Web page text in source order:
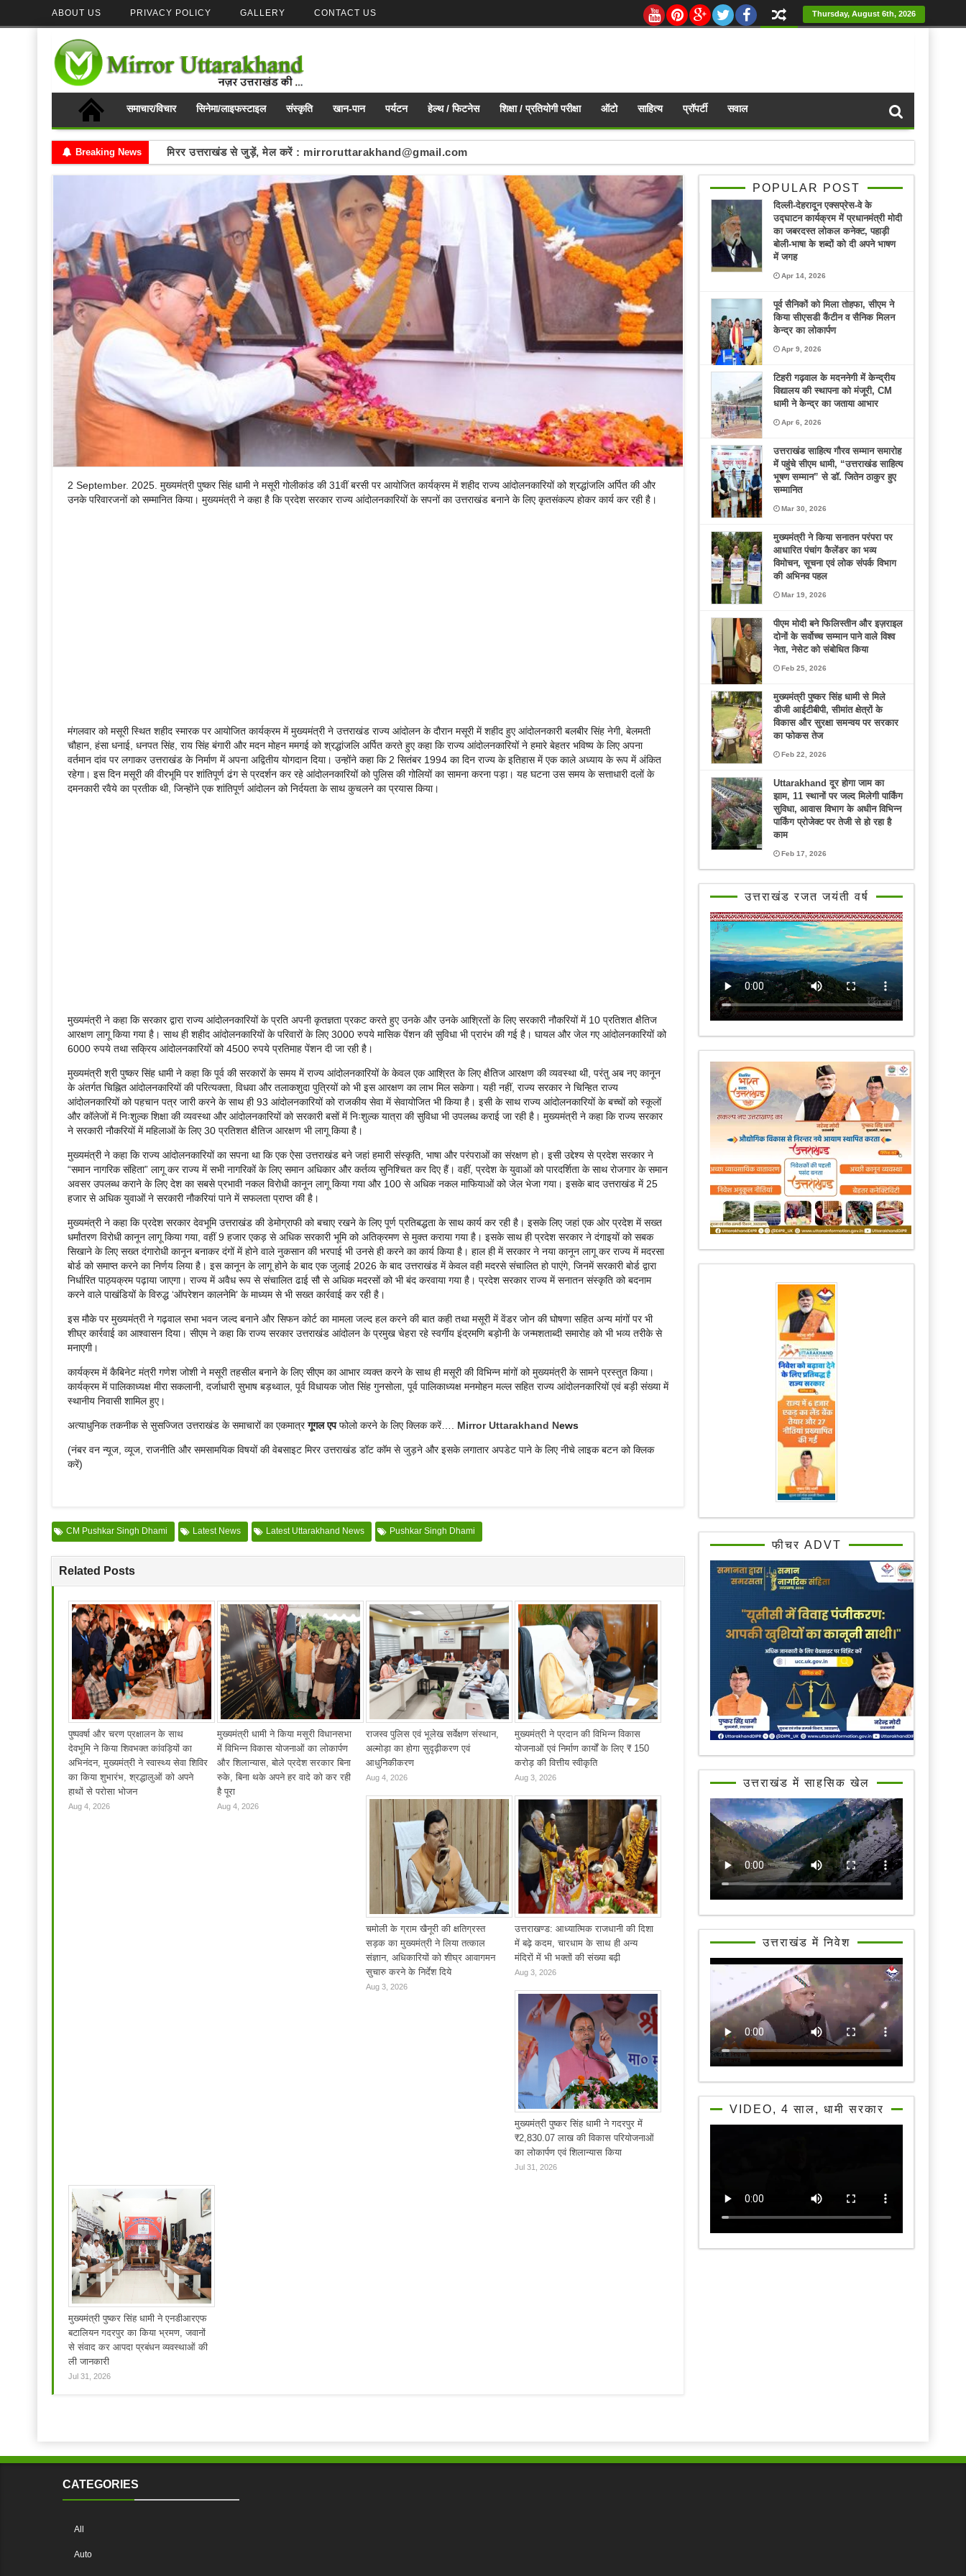
ABOUT US PRIVACY POLICY GALLERY CONTACT US Thursday, August 6th, 2026
समाचार/विचार सिनेमा/लाइफस्टाइल संस्कृति खान-पान पर्यटन हेल्थ / फिटनेस शिक्षा / प्रतियोगी परीक्षा ऑटो साहित्य प्रॉपर्टी सवाल
Breaking News
मिरर उत्तराखंड से जुड़ें, मेल करें : mirroruttarakhand@gmail.com
Write your thoughts and send mirroruttarakhand@gmail.com
2 September. 2025. मुख्यमंत्री पुष्कर सिंह धामी ने मसूरी गोलीकांड की 31वीं बरसी पर आयोजित कार्यक्रम में शहीद राज्य आंदोलनकारियों को श्रद्धांजलि अर्पित की और
उनके परिवारजनों को सम्मानित किया। मुख्यमंत्री ने कहा है कि प्रदेश सरकार राज्य आंदोलनकारियों के सपनों का उत्तराखंड बनाने के लिए कृतसंकल्प होकर कार्य कर रही है।
मंगलवार को मसूरी स्थित शहीद स्मारक पर आयोजित कार्यक्रम में मुख्यमंत्री ने उत्तराखंड राज्य आंदोलन के दौरान मसूरी में शहीद हुए आंदोलनकारी बलबीर सिंह नेगी, बेलमती
चौहान, हंसा धनाई, धनपत सिंह, राय सिंह बंगारी और मदन मोहन ममगई को श्रद्धांजलि अर्पित करते हुए कहा कि राज्य आंदोलनकारियों ने हमारे बेहतर भविष्य के लिए अपना
वर्तमान दांव पर लगाकर उत्तराखंड के निर्माण में अपना अद्वितीय योगदान दिया। उन्होंने कहा कि 2 सितंबर 1994 का दिन राज्य के इतिहास में एक काले अध्याय के रूप में अंकित
रहेगा। इस दिन मसूरी की वीरभूमि पर शांतिपूर्ण ढंग से प्रदर्शन कर रहे आंदोलनकारियों को पुलिस की गोलियों का सामना करना पड़ा। यह घटना उस समय के सत्ताधारी दलों के
दमनकारी रवैये का प्रतीक थी, जिन्होंने एक शांतिपूर्ण आंदोलन को निर्दयता के साथ कुचलने का प्रयास किया।
मुख्यमंत्री ने कहा कि सरकार द्वारा राज्य आंदोलनकारियों के प्रति अपनी कृतज्ञता प्रकट करते हुए उनके और उनके आश्रितों के लिए सरकारी नौकरियों में 10 प्रतिशत क्षैतिज
आरक्षण लागू किया गया है। साथ ही शहीद आंदोलनकारियों के परिवारों के लिए 3000 रुपये मासिक पेंशन की सुविधा भी प्रारंभ की गई है। घायल और जेल गए आंदोलनकारियों को
6000 रुपये तथा सक्रिय आंदोलनकारियों को 4500 रुपये प्रतिमाह पेंशन दी जा रही है।
मुख्यमंत्री श्री पुष्कर सिंह धामी ने कहा कि पूर्व की सरकारों के समय में राज्य आंदोलनकारियों के केवल एक आश्रित के लिए क्षैतिज आरक्षण की व्यवस्था थी, परंतु अब नए कानून
के अंतर्गत चिह्नित आंदोलनकारियों की परित्यक्ता, विधवा और तलाकशुदा पुत्रियों को भी इस आरक्षण का लाभ मिल सकेगा। यही नहीं, राज्य सरकार ने चिन्हित राज्य
आंदोलनकारियों को पहचान पत्र जारी करने के साथ ही 93 आंदोलनकारियों को राजकीय सेवा में सेवायोजित भी किया है। इसी के साथ राज्य आंदोलनकारियों के बच्चों को स्कूलों
और कॉलेजों में निःशुल्क शिक्षा की व्यवस्था और आंदोलनकारियों को सरकारी बसों में निःशुल्क यात्रा की सुविधा भी उपलब्ध कराई जा रही है। मुख्यमंत्री ने कहा कि राज्य सरकार
ने सरकारी नौकरियों में महिलाओं के लिए 30 प्रतिशत क्षैतिज आरक्षण भी लागू किया है।
मुख्यमंत्री ने कहा कि राज्य आंदोलनकारियों का सपना था कि एक ऐसा उत्तराखंड बने जहां हमारी संस्कृति, भाषा और परंपराओं का संरक्षण हो। इसी उद्देश्य से प्रदेश सरकार ने
“समान नागरिक संहिता” लागू कर राज्य में सभी नागरिकों के लिए समान अधिकार और कर्तव्य सुनिश्चित कर दिए हैं। वहीं, प्रदेश के युवाओं को पारदर्शिता के साथ रोजगार के समान
अवसर उपलब्ध कराने के लिए देश का सबसे प्रभावी नकल विरोधी कानून लागू किया गया और 100 से अधिक नकल माफियाओं को जेल भेजा गया। इसके बाद उत्तराखंड में 25
हजार से अधिक युवाओं ने सरकारी नौकरियां पाने में सफलता प्राप्त की है।
मुख्यमंत्री ने कहा कि प्रदेश सरकार देवभूमि उत्तराखंड की डेमोग्राफी को बचाए रखने के लिए पूर्ण प्रतिबद्धता के साथ कार्य कर रही है। इसके लिए जहां एक ओर प्रदेश में सख्त
धर्मांतरण विरोधी कानून लागू किया गया, वहीं 9 हजार एकड़ से अधिक सरकारी भूमि को अतिक्रमण से मुक्त कराया गया है। इसके साथ ही प्रदेश सरकार ने दंगाइयों को सबक
सिखाने के लिए सख्त दंगारोधी कानून बनाकर दंगों में होने वाले नुकसान की भरपाई भी उनसे ही करने का कार्य किया है। हाल ही में सरकार ने नया कानून लागू कर राज्य में मदरसा
बोर्ड को समाप्त करने का निर्णय लिया है। इस कानून के लागू होने के बाद एक जुलाई 2026 के बाद उत्तराखंड में केवल वही मदरसे संचालित हो पाएंगे, जिनमें सरकारी बोर्ड द्वारा
निर्धारित पाठ्यक्रम पढ़ाया जाएगा। राज्य में अवैध रूप से संचालित ढाई सौ से अधिक मदरसों को भी बंद करवाया गया है। प्रदेश सरकार राज्य में सनातन संस्कृति को बदनाम
करने वाले पाखंडियों के विरुद्ध ‘ऑपरेशन कालनेमि’ के माध्यम से भी सख्त कार्रवाई कर रही है।
इस मौके पर मुख्यमंत्री ने गढ़वाल सभा भवन जल्द बनाने और सिफन कोर्ट का मामला जल्द हल करने की बात कही तथा मसूरी में वेंडर जोन की घोषणा सहित अन्य मांगों पर भी
शीघ्र कार्रवाई का आश्वासन दिया। सीएम ने कहा कि राज्य सरकार उत्तराखंड आंदोलन के प्रमुख चेहरा रहे स्वर्गीय इंद्रमणि बड़ोनी के जन्मशताब्दी समारोह को भी भव्य तरीके से
मनाएगी।
कार्यक्रम में कैबिनेट मंत्री गणेश जोशी ने मसूरी तहसील बनाने के लिए सीएम का आभार व्यक्त करने के साथ ही मसूरी की विभिन्न मांगों को मुख्यमंत्री के सामने प्रस्तुत किया।
कार्यक्रम में पालिकाध्यक्ष मीरा सकलानी, दर्जाधारी सुभाष बड़थ्वाल, पूर्व विधायक जोत सिंह गुनसोला, पूर्व पालिकाध्यक्ष मनमोहन मल्ल सहित राज्य आंदोलनकारियों एवं बड़ी संख्या में
स्थानीय निवासी शामिल हुए।
अत्याधुनिक तकनीक से सुसज्जित उत्तराखंड के समाचारों का एकमात्रगूगल एपफोलो करने के लिए क्लिक करें…. Mirror Uttarakhand News
(नंबर वन न्यूज, व्यूज, राजनीति और समसामयिक विषयों की वेबसाइट मिरर उत्तराखंड डॉट कॉम से जुड़ने और इसके लगातार अपडेट पाने के लिए नीचे लाइक बटन को क्लिक
करें)
CM Pushkar Singh Dhami Latest News Latest Uttarakhand News Pushkar Singh Dhami
Related Posts
पुष्पवर्षा और चरण प्रक्षालन के साथ
देवभूमि ने किया शिवभक्त कांवड़ियों का
अभिनंदन, मुख्यमंत्री ने स्वास्थ्य सेवा शिविर
का किया शुभारंभ, श्रद्धालुओं को अपने
हाथों से परोसा भोजन
Aug 4, 2026
मुख्यमंत्री धामी ने किया मसूरी विधानसभा
में विभिन्न विकास योजनाओं का लोकार्पण
और शिलान्यास, बोले प्रदेश सरकार बिना
रुके, बिना थके अपने हर वादे को कर रही
है पूरा
Aug 4, 2026
राजस्व पुलिस एवं भूलेख सर्वेक्षण संस्थान,
अल्मोड़ा का होगा सुदृढ़ीकरण एवं
आधुनिकीकरण
Aug 4, 2026
मुख्यमंत्री ने प्रदान की विभिन्न विकास
योजनाओं एवं निर्माण कार्यों के लिए ₹ 150
करोड़ की वित्तीय स्वीकृति
Aug 3, 2026
चमोली के ग्राम खैनूरी की क्षतिग्रस्त
सड़क का मुख्यमंत्री ने लिया तत्काल
संज्ञान, अधिकारियों को शीघ्र आवागमन
सुचारु करने के निर्देश दिये
Aug 3, 2026
उत्तराखण्ड: आध्यात्मिक राजधानी की दिशा
में बढ़े कदम, चारधाम के साथ ही अन्य
मंदिरों में भी भक्तों की संख्या बढ़ी
Aug 3, 2026
मुख्यमंत्री पुष्कर सिंह धामी ने गदरपुर में
₹2,830.07 लाख की विकास परियोजनाओं
का लोकार्पण एवं शिलान्यास किया
Jul 31, 2026
मुख्यमंत्री पुष्कर सिंह धामी ने एनडीआरएफ
बटालियन गदरपुर का किया भ्रमण, जवानों
से संवाद कर आपदा प्रबंधन व्यवस्थाओं की
ली जानकारी
Jul 31, 2026
POPULAR POST
दिल्ली-देहरादून एक्सप्रेस-वे के
उद्घाटन कार्यक्रम में प्रधानमंत्री मोदी
का जबरदस्त लोकल कनेक्ट, पहाड़ी
बोली-भाषा के शब्दों को दी अपने भाषण
में जगह
Apr 14, 2026
पूर्व सैनिकों को मिला तोहफा, सीएम ने
किया सीएसडी कैंटीन व सैनिक मिलन
केन्द्र का लोकार्पण
Apr 9, 2026
टिहरी गढ़वाल के मदननेगी में केन्द्रीय
विद्यालय की स्थापना को मंजूरी, CM
धामी ने केन्द्र का जताया आभार
Apr 6, 2026
उत्तराखंड साहित्य गौरव सम्मान समारोह
में पहुंचे सीएम धामी, “उत्तराखंड साहित्य
भूषण सम्मान” से डॉ. जितेन ठाकुर हुए
सम्मानित
Mar 30, 2026
मुख्यमंत्री ने किया सनातन परंपरा पर
आधारित पंचांग कैलेंडर का भव्य
विमोचन, सूचना एवं लोक संपर्क विभाग
की अभिनव पहल
Mar 19, 2026
पीएम मोदी बने फिलिस्तीन और इज़राइल
दोनों के सर्वोच्च सम्मान पाने वाले विश्व
नेता, नेसेट को संबोधित किया
Feb 25, 2026
मुख्यमंत्री पुष्कर सिंह धामी से मिले
डीजी आईटीबीपी, सीमांत क्षेत्रों के
विकास और सुरक्षा समन्वय पर सरकार
का फोकस तेज
Feb 22, 2026
Uttarakhand दूर होगा जाम का
झाम, 11 स्थानों पर जल्द मिलेगी पार्किंग
सुविधा, आवास विभाग के अधीन विभिन्न
पार्किंग प्रोजेक्ट पर तेजी से हो रहा है
काम
Feb 17, 2026
उत्तराखंड रजत जयंती वर्ष
फीचर ADVT
उत्तराखंड में साहसिक खेल
उत्तराखंड में निवेश
VIDEO, 4 साल, धामी सरकार
CATEGORIES
All
Auto